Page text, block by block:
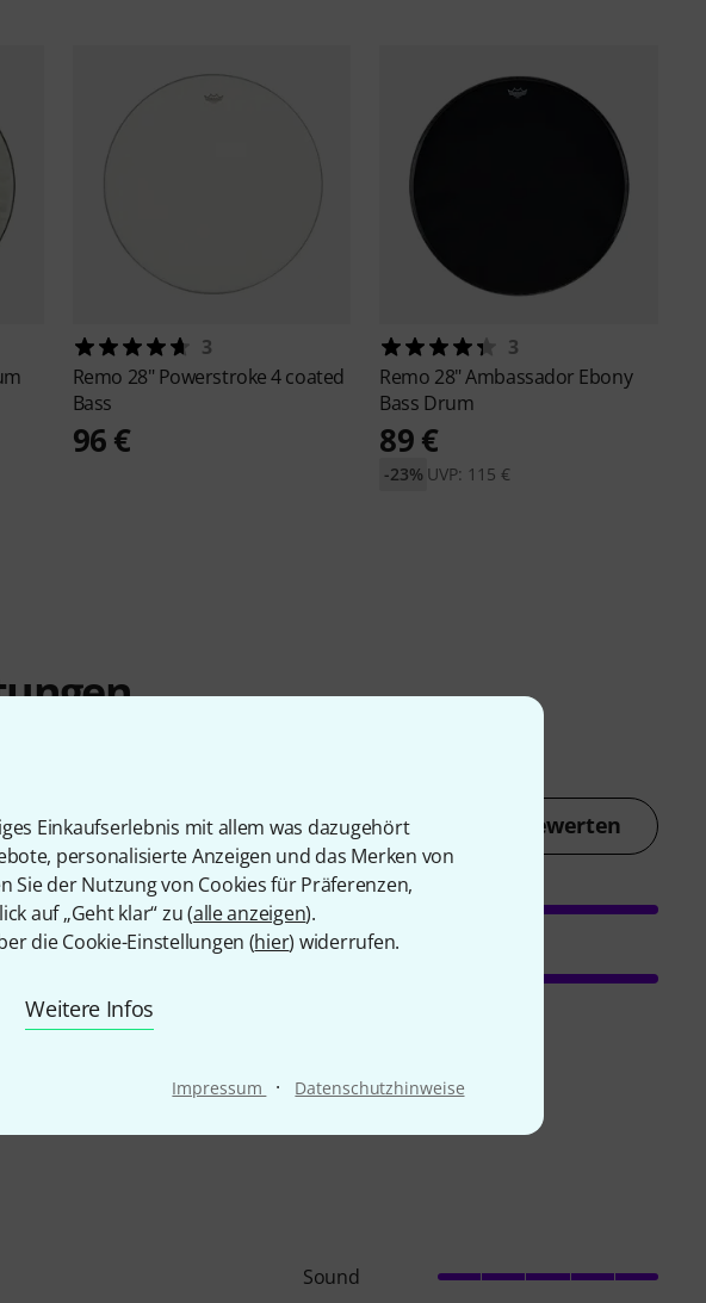
Einkaufserlebnis mit allem was dazugehört
personalisierte Anzeigen und das Merken von
Sie der Nutzung von Cookies für Präferenzen,
auf „Geht klar“ zu (alle anzeigen).
die Cookie-Einstellungen (hier) widerrufen.
Weitere Infos
Impressum · Datenschutzhinweise
3
Remo 28" Powerstroke 4 coated
Bass
96 €
3
Remo 28" Ambassador Ebony
Bass Drum
89 €
UVP: 115 €
-23%
Jetzt bewerten
Sound